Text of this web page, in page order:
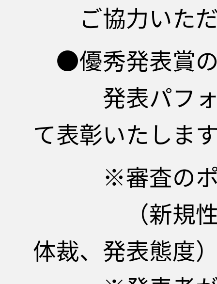
ご協力いた
●優秀発表賞
発表パフォー
て表彰いたしま
※審査のポイ
（新規性、有
体裁、発表態度